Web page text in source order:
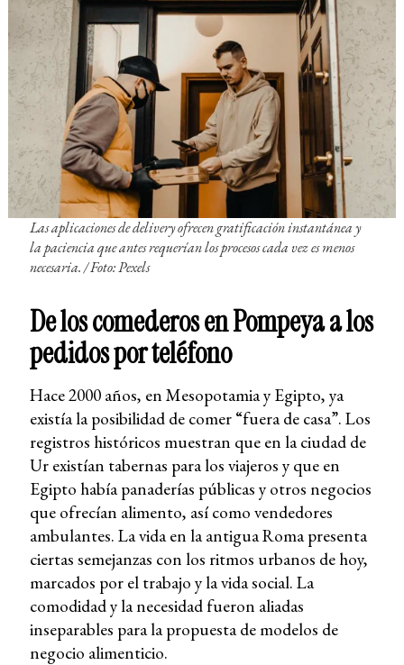
Las aplicaciones dedeliveryofrecen gratificación instantánea y
la paciencia que antes requerían los procesos cada vez es menos
necesaria. / Foto: Pexels
De los comederos en Pompeya a los
pedidos por teléfono
Hace 2000 años, en Mesopotamia y Egipto, ya
existía la posibilidad de comer “fuera de casa”. Los
registros históricos muestran que en la ciudad de
Ur existían tabernas para los viajeros y que en
Egipto había panaderías públicas y otros negocios
que ofrecían alimento, así como vendedores
ambulantes. La vida en la antigua Roma presenta
ciertas semejanzas con los ritmos urbanos de hoy,
marcados por el trabajo y la vida social. La
comodidad y la necesidad fueron aliadas
inseparables para la propuesta de modelos de
negocio alimenticio.